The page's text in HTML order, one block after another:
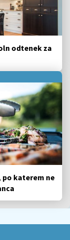
odtenek za
katerem ne